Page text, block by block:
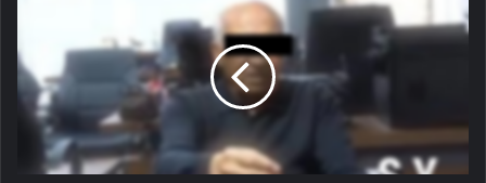
Davasında
Gözler
Temmuz
Ayındaki
Karar
Duruşmasına